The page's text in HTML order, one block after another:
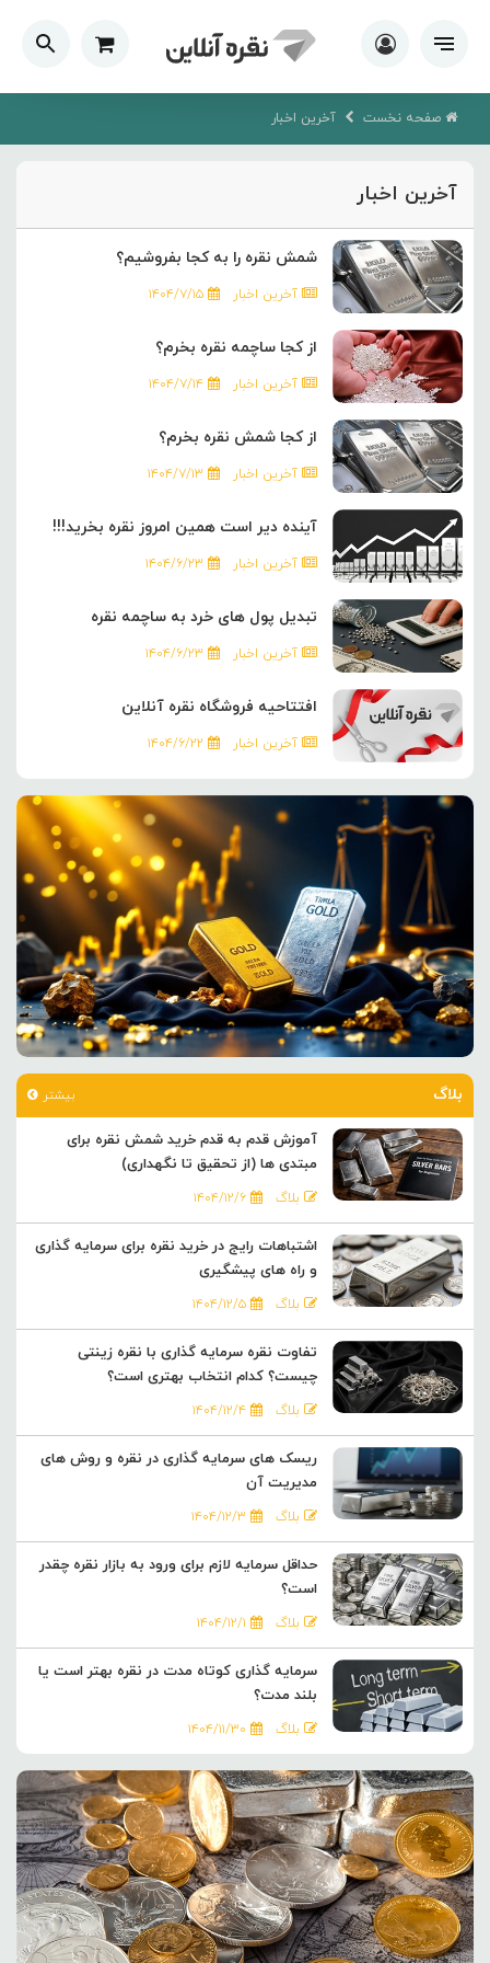
صفحه نخست آخرین اخبار
آخرین اخبار
شمش نقره را به کجا بفروشیم؟
آخرین اخبار ۱۴۰۴/۷/۱۵
از کجا ساچمه نقره بخرم؟
آخرین اخبار ۱۴۰۴/۷/۱۴
از کجا شمش نقره بخرم؟
آخرین اخبار ۱۴۰۴/۷/۱۳
آینده دیر است همین امروز نقره بخرید!!!
آخرین اخبار ۱۴۰۴/۶/۲۳
تبدیل پول های خرد به ساچمه نقره
آخرین اخبار ۱۴۰۴/۶/۲۳
افتتاحیه فروشگاه نقره آنلاین
آخرین اخبار ۱۴۰۴/۶/۲۲
بلاگ بیشتر
آموزش قدم به قدم خرید شمش نقره برای
مبتدی ها (از تحقیق تا نگهداری)
بلاگ ۱۴۰۴/۱۲/۶
اشتباهات رایج در خرید نقره برای سرمایه گذاری
و راه های پیشگیری
بلاگ ۱۴۰۴/۱۲/۵
تفاوت نقره سرمایه گذاری با نقره زینتی
چیست؟ کدام انتخاب بهتری است؟
بلاگ ۱۴۰۴/۱۲/۴
ریسک های سرمایه گذاری در نقره و روش های
مدیریت آن
بلاگ ۱۴۰۴/۱۲/۳
حداقل سرمایه لازم برای ورود به بازار نقره چقدر
است؟
بلاگ ۱۴۰۴/۱۲/۱
سرمایه گذاری کوتاه مدت در نقره بهتر است یا
بلند مدت؟
بلاگ ۱۴۰۴/۱۱/۳۰